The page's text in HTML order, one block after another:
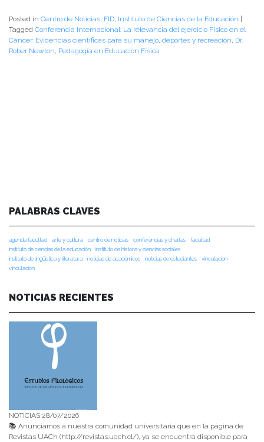
Posted in Centro de Noticias FID Instituto de Ciencias de la Educación |
Tagged Conferencia Internacional: La relevancia del ejercicio Físico en el
Cáncer: Evidencias científicas para su manejo deportes y recreación Dr.
Rober Newton Pedagogía en Educación Física
PALABRAS CLAVES
agenda facultad arte y cultura centro de noticias conferencias y charlas
facultad
instituto de ciencias de la educación
instituto de historia y ciencias sociales
instituto de lingüística y literatura
noticias de académicos noticias de estudiantes
vinculacion
vinculación
NOTICIAS RECIENTES
NOTICIAS 28/07/2026
📚 Anunciamos a nuestra comunidad universitaria que en la página de
Revistas UACh (http://revistas.uach.cl/), ya se encuentra disponible para